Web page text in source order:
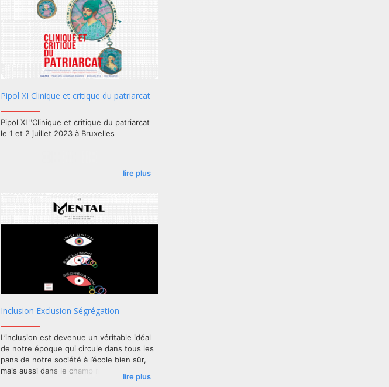
Pipol XI Clinique et critique du patriarcat
Pipol XI "Clinique et critique du patriarcat
le 1 et 2 juillet 2023 à Bruxelles
lire plus
Inclusion Exclusion Ségrégation
L’inclusion est devenue un véritable idéal
de notre époque qui circule dans tous les
pans de notre société à l’école bien sûr,
mais aussi dans le champ médico-social et
psychiatrique et également au-delà, dans
lire plus